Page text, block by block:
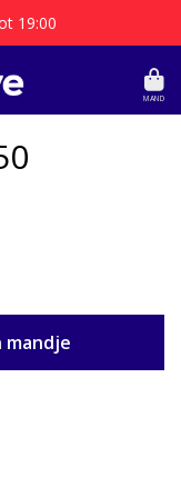
19:00
MAND
mandje